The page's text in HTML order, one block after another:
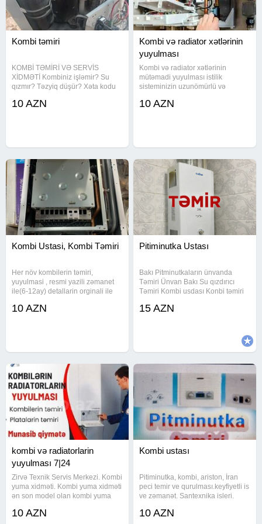
Kombi təmiri
KOMBİ TƏMİRİ VƏ SERVİS
XİDMƏTİ Kombiniz işləmir? Su
qızmır? Təzyiq düşür? Xəta kodu
tərəfindən: Kombi təmiri
10 AZN
Kombi və radiator xətlərinin
yuyulması
Kombi və radiator xətlərinin
mütəmadi yuyulması istilik
sisteminizin uzunömürlü və
Zamanla xətlərdə toplanan
10 AZN
Kombi Ustasi, Kombi Təmiri
Her növ kombilerin təmiri,
yuyulmasi , resmi yazili zəmanet
ile(6-12ay) detallarin orginali ile
ustasi Konbi ustasi Kombi ustası
10 AZN
Pitiminutka Ustası
Bakı Pitminutkaların ünvanda
Təmiri Ünvan Bakı Su qızdırıcı
Təmiri Kombi usdası Konbi təmiri
Su qizdirici usdasi Su qizdiricisi
15 AZN
kombi və radiatorlarin
yuyulması 7|24
Zirvə Texnik Servis Merkezi. Kombi
yuma xidməti. Kombi yuma xidməti
ən son model olan kombi yuma
ilə yuyularaq tam təmizlənir. İsti
10 AZN
Kombi ustası
Pitiminutka, kombi, ariston, İran
peci temir ve qurulması.keyfiyetli is
ve zəmanət. Santexnika isleri.
10 AZN